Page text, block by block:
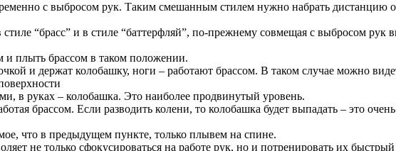
с выбросом рук. Таким смешанным стилем нужно набрать дистанцию
“брасс” и в стиле “баттерфляй”, по-прежнему совмещая с выбросом рук
и плыть брассом в таком положении.
и держат колобашку, ноги – работают брассом. В таком случае можно
в руках – колобашка. Это наиболее продвинутый уровень.
брассом. Если разводить колени, то колобашка будет выпадать – это
что в предыдущем пункте, только плывем на спине.
не только сфокусироваться на работе рук, но и потренировать их